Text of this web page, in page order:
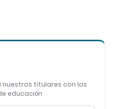
titulares con las
educación